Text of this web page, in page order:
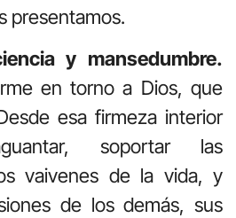
presentamos.
y mansedumbre.
en torno a Dios, que
esa firmeza interior
soportar las
vaivenes de la vida, y
de los demás, sus